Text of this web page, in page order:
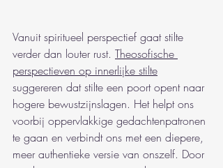
Vanuit spiritueel perspectief gaat stilte
verder dan louter rust. Theosofische
perspectieven op innerlijke stilte
suggereren dat stilte een poort opent naar
hogere bewustzijnslagen. Het helpt ons
voorbij oppervlakkige gedachtenpatronen
te gaan en verbindt ons met een diepere,
meer authentieke versie van onszelf. Door